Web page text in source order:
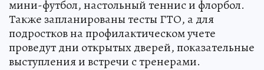
мини-футбол, настольный теннис и флорбол.
Также запланированы тесты ГТО, а для
подростков на профилактическом учете
проведут дни открытых дверей, показательные
выступления и встречи с тренерами.